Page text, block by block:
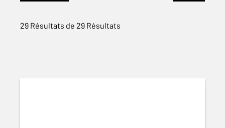
29 Résultats de 29 Résultats